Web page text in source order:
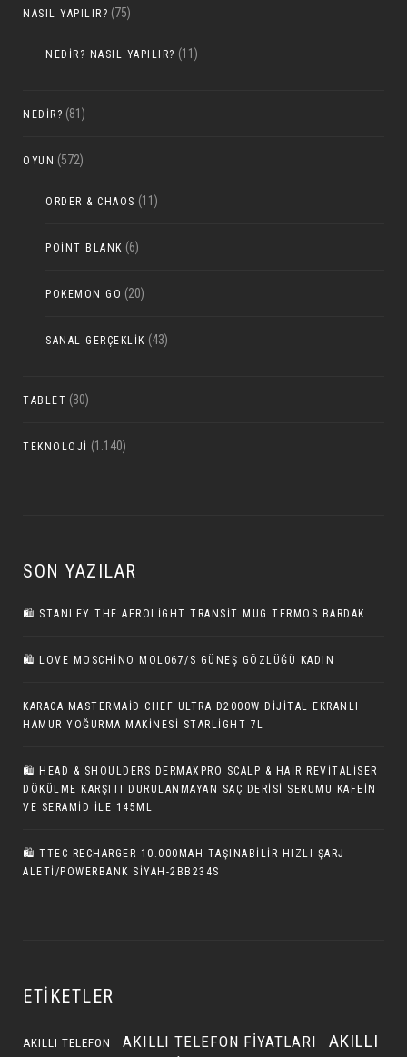
NASIL YAPILIR? (75)
NEDIR? NASIL YAPILIR? (11)
NEDIR? (81)
OYUN (572)
ORDER & CHAOS (11)
POINT BLANK (6)
POKEMON GO (20)
SANAL GERÇEKLIK (43)
TABLET (30)
TEKNOLOJI (1.140)
SON YAZILAR
🛍 STANLEY THE AEROLIGHT TRANSIT MUG TERMOS BARDAK
🛍 LOVE MOSCHINO MOL067/S GÜNEŞ GÖZLÜĞÜ KADIN
KARACA MASTERMAID CHEF ULTRA D2000W DIJITAL EKRANLI
HAMUR YOĞURMA MAKINESI STARLIGHT 7L
🛍️ HEAD & SHOULDERS DERMAXPRO SCALP & HAIR REVITALISER
DÖKÜLME KARŞITI DURULANMAYAN SAÇ DERISI SERUMU KAFEIN
VE SERAMID ILE 145ML
🛍 TTEC RECHARGER 10.000MAH TAŞINABILIR HIZLI ŞARJ
ALETI/POWERBANK SIYAH-2BB234S
ETIKETLER
AKILLI TELEFON AKILLI TELEFON FIYATLARI
AKILLI